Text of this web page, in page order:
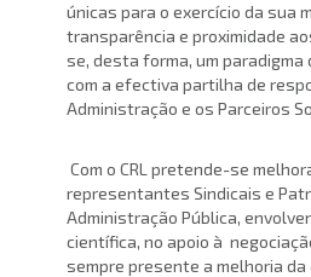
únicas para o exercício da sua
transparência e proximidade
se, desta forma, um
com a efectiva partilha de
Administração e os Parceiros
Com o CRL pretende-se
representantes Sindicais e
Administração Pública,
científica, no apoio à
sempre presente a melhoria